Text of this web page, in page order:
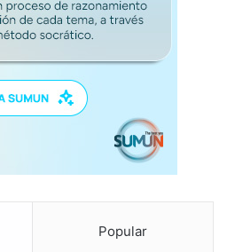
Popular